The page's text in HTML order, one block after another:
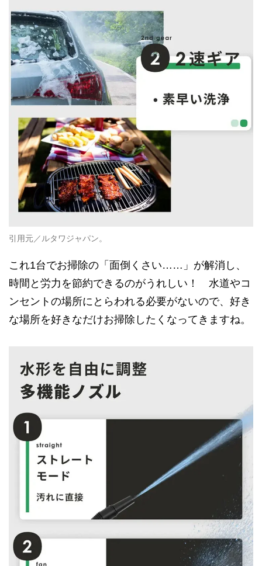
引用元／ルタワジャパン。
これ1台でお掃除の「面倒くさい……」が解消し、
時間と労力を節約できるのがうれしい！ 水道やコ
ンセントの場所にとらわれる必要がないので、好き
な場所を好きなだけお掃除したくなってきますね。